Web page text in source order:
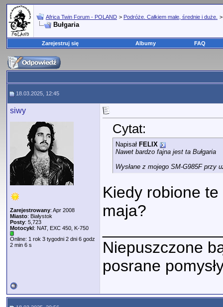
Africa Twin Forum - POLAND > Podróże. Całkiem małe, średnie i duże.
Bułgaria
Zarejestruj się Albumy FAQ
18.03.2025, 12:45
siwy
Zarejestrowany: Apr 2008
Miasto: Białystok
Posty: 5,723
Motocykl: NAT, EXC 450, K-750
Online: 1 rok 3 tygodni 2 dni 6 godz
2 min 6 s
Cytat:
Napisał FELIX
Nawet bardzo fajna jest ta Bułgaria
Wysłane z mojego SM-G985F przy
Kiedy robione
maja?
Niepuszczone
posrane